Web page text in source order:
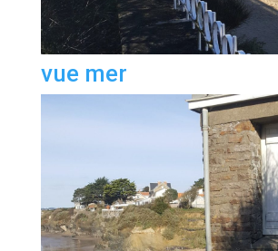
vue mer